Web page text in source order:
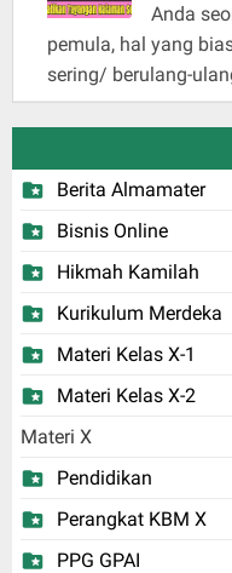
Anda
pemula, hal yang
sering/ berulang-
Berita Almamater
Bisnis Online
Hikmah Kamilah
Kurikulum Merdeka
Materi Kelas X-1
Materi Kelas X-2
Materi X
Pendidikan
Perangkat KBM X
PPG GPAI